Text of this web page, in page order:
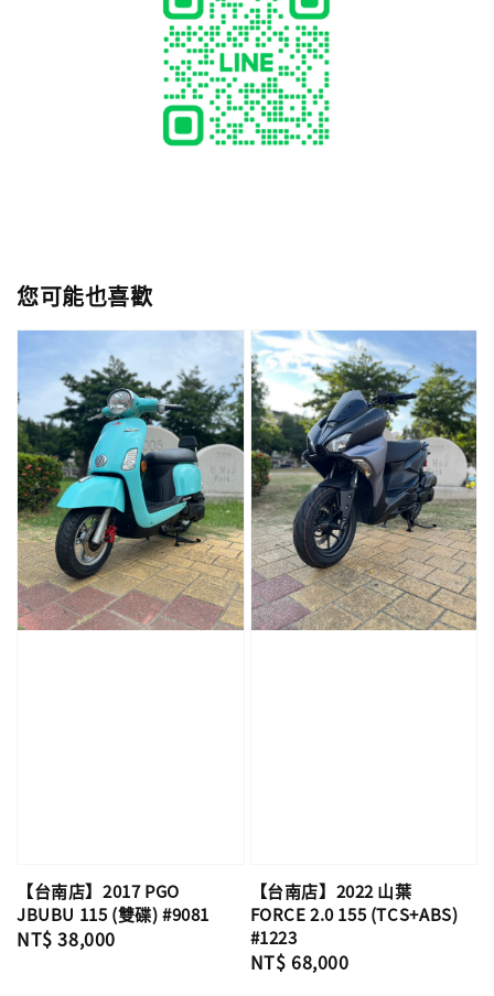
您可能也喜歡
【台南店】2017 PGO
JBUBU 115 (雙碟) #9081
Regular
NT$ 38,000
【台南店】2022 山葉
FORCE 2.0 155 (TCS+ABS)
#1223
Regular
NT$ 68,000